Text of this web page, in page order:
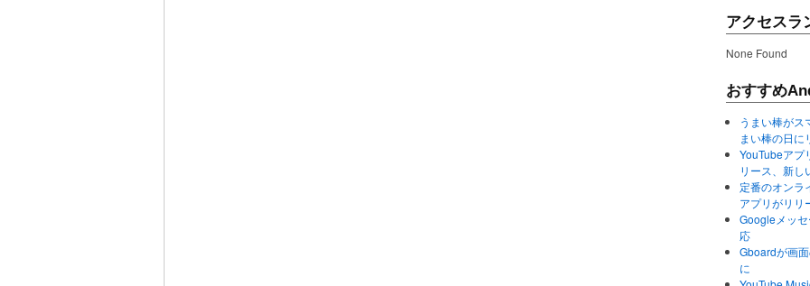
アクセスラ
None Found
おすすめ
うまい棒がス
まい棒の日に
YouTubeアプ
リース、新し
定番のオンラ
アプリがリリ
Googleメッ
応
Gboardが画
に